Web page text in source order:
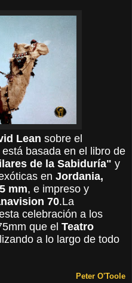
Lean sobre el
está basada en el libro de
de la Sabiduría" y
en Jordania,
mm, e impreso y
70.La
celebración a los
que el Teatro
a lo largo de todo
Peter O'Toole